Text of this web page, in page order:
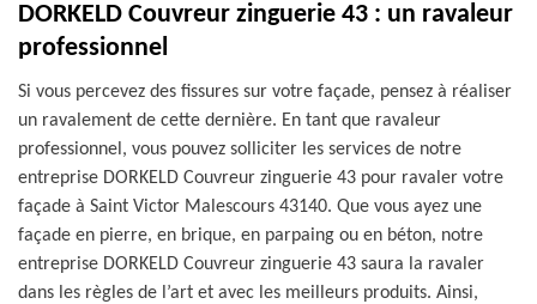
DORKELD Couvreur zinguerie 43 : un ravaleur
professionnel
Si vous percevez des fissures sur votre façade, pensez à réaliser
un ravalement de cette dernière. En tant que ravaleur
professionnel, vous pouvez solliciter les services de notre
entreprise DORKELD Couvreur zinguerie 43 pour ravaler votre
façade à Saint Victor Malescours 43140. Que vous ayez une
façade en pierre, en brique, en parpaing ou en béton, notre
entreprise DORKELD Couvreur zinguerie 43 saura la ravaler
dans les règles de l’art et avec les meilleurs produits. Ainsi,